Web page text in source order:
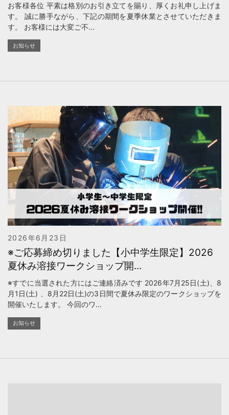
お客様各位 平素は格別のお引き立てを賜り、厚くお礼申し上げま
す。 誠に勝手ながら、下記の期間を夏季休業とさせていただきま
す。 お客様には大変ご不...
お知らせ
2026年6月23日
※ご応募締め切りました【小中学生限定】2026
夏休み溶接ワークショップ開...
※すでに当選された方にはご連絡済みです 2026年7月25日(土)、8
月1日(土) 、8月22日(土)の3日間で夏休み限定のワークショップを
開催いたします。 今回のワ...
お知らせ